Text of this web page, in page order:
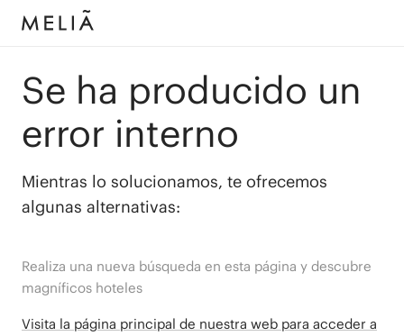
Se ha producido un
error interno
Mientras lo solucionamos, te ofrecemos
algunas alternativas:
Realiza una nueva búsqueda en esta página y descubre
magníficos hoteles
Visita la página principal de nuestra web para acceder a